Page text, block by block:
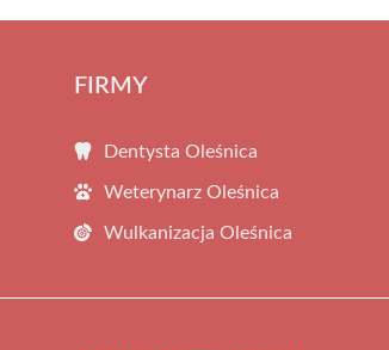
FIRMY
Dentysta Oleśnica
Weterynarz Oleśnica
Wulkanizacja Oleśnica